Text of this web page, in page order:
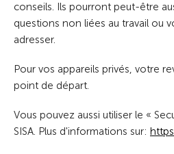
conseils. Ils pourront peut-être
questions non liées au travail ou
adresser.
Pour vos appareils privés, votre
point de départ.
Vous pouvez aussi utiliser le «
SISA. Plus d'informations sur: